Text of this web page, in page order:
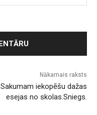
Nākamais raksts
Sakumam iekopēšu dažas
esejas no skolas.Sniegs.